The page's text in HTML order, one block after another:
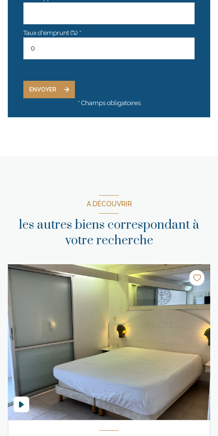
Taux d'emprunt (%) *
ENVOYER
* Champs obligatoires
A DÉCOUVRIR
les autres biens correspondant à
votre recherche